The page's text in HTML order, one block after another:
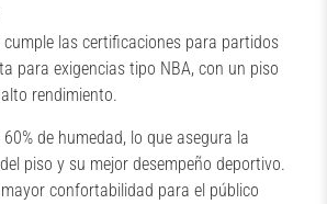
cumple las certificaciones para partidos
para exigencias tipo NBA, con un piso
rendimiento.
de humedad, lo que asegura la
piso y su mejor desempeño deportivo.
confortabilidad para el público